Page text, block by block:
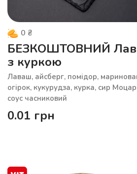
0 ₴
БЕЗКОШТОВНИЙ
з куркою
Лаваш, айсберг, помідор,
огірок, кукурудза, курка, сир
соус часниковий
0.01 грн